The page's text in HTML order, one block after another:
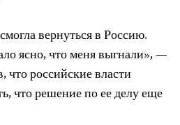
вернуться в Россию.
ясно, что меня выгнали», —
что российские власти
что решение по ее делу еще